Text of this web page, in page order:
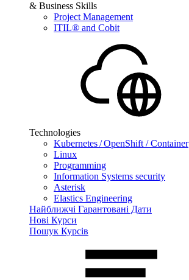
& Business Skills
Project Management
ITIL® and Cobit
Technologies
Kubernetes / OpenShift / Container
Linux
Programming
Information Systems security
Asterisk
Elastics Engineering
Найближчі Гарантовані Дати
Нові Курси
Пошук Курсів